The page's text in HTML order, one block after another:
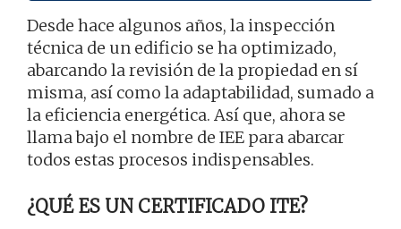
Desde hace algunos años, la inspección
técnica de un edificio se ha optimizado,
abarcando la revisión de la propiedad en sí
misma, así como la adaptabilidad, sumado a
la eficiencia energética. Así que, ahora se
llama bajo el nombre de IEE para abarcar
todos estas procesos indispensables.
¿QUÉ ES UN CERTIFICADO ITE?